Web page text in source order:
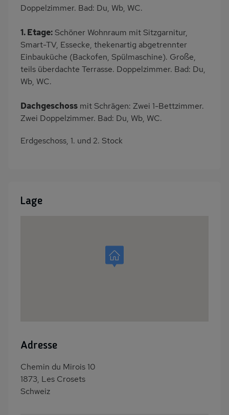
Doppelzimmer. Bad: Du, Wb, WC.
1. Etage: Schöner Wohnraum mit Sitzgarnitur,
Smart-TV, Essecke, thekenartig abgetrennter
Einbauküche (Backofen, Spülmaschine). Große,
teils überdachte Terrasse. Doppelzimmer. Bad: Du,
Wb, WC.
Dachgeschoss mit Schrägen: Zwei 1-Bettzimmer.
Zwei Doppelzimmer. Bad: Du, Wb, WC.
Erdgeschoss, 1. und 2. Stock
Lage
Adresse
Chemin du Mirois 10
1873, Les Crosets
Schweiz